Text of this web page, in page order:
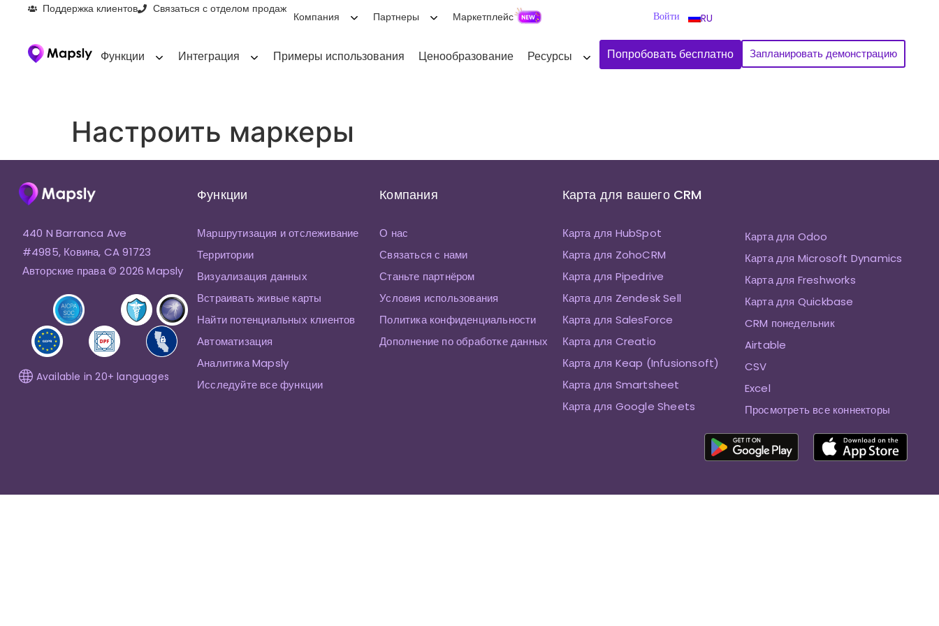
Поддержка клиентов Связаться с отделом продаж
Компания Партнеры Маркетплейс Войти RU
Функции Интеграция Примеры использования Ценообразование Ресурсы Попробовать бесплатно Запланировать демонстрацию
Настроить маркеры
440 N Barranca Ave
#4985, Ковина, CA 91723
Авторские права © 2026 Mapsly
Available in 20+ languages
Функции
Маршрутизация и отслеживание
Территории
Визуализация данных
Встраивать живые карты
Найти потенциальных клиентов
Автоматизация
Аналитика Mapsly
Исследуйте все функции
Компания
О нас
Связаться с нами
Станьте партнёром
Условия использования
Политика конфиденциальности
Дополнение по обработке данных
Карта для вашего CRM
Карта для HubSpot
Карта для ZohoCRM
Карта для Pipedrive
Карта для Zendesk Sell
Карта для SalesForce
Карта для Creatio
Карта для Keap (Infusionsoft)
Карта для Smartsheet
Карта для Google Sheets
Карта для Odoo
Карта для Microsoft Dynamics
Карта для Freshworks
Карта для Quickbase
CRM понедельник
Airtable
CSV
Excel
Просмотреть все коннекторы